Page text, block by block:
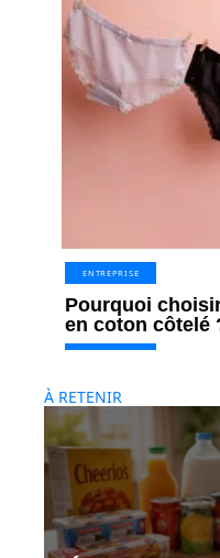
ENTREPRISE
Pourquoi
en coton côtelé
À RETENIR